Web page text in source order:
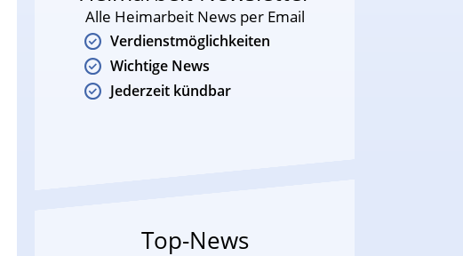
Alle Heimarbeit News per Email
Verdienstmöglichkeiten
Wichtige News
Jederzeit kündbar
Top-News